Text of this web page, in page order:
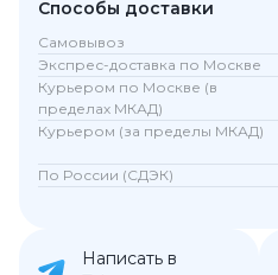
Способы доставки
Самовывоз
Экспрес-доставка по Москве
Курьером по Москве (в
пределах МКАД)
Курьером (за пределы МКАД)
По России (СДЭК)
Написать в